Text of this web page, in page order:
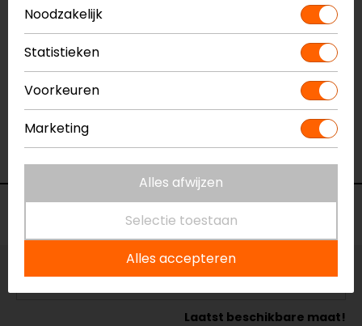
Reviews (1)
23-02-2021
Past perfect. Heerlijke jas!
- Derksen
Maat:S
Laatst beschikbare maat!
Noodzakelijk
Statistieken
Voorkeuren
Marketing
Alles afwijzen
Selectie toestaan
Alles accepteren